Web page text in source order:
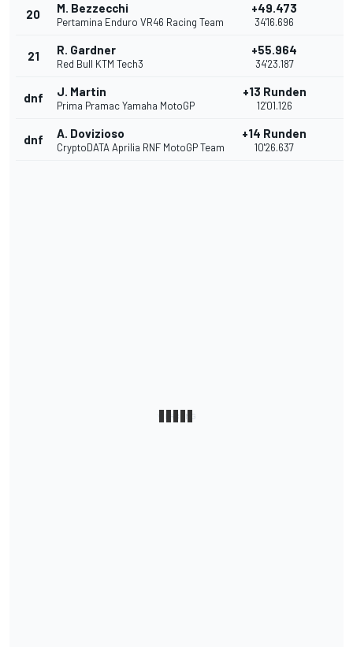
20 M. Bezzecchi
Pertamina Enduro VR46 Racing Team
+49.473
34'16.696
21 R. Gardner
Red Bull KTM Tech3
+55.964
34'23.187
dnf J. Martin
Prima Pramac Yamaha MotoGP
+13 Runden
12'01.126
dnf A. Dovizioso
CryptoDATA Aprilia RNF MotoGP Team
+14 Runden
10'26.637